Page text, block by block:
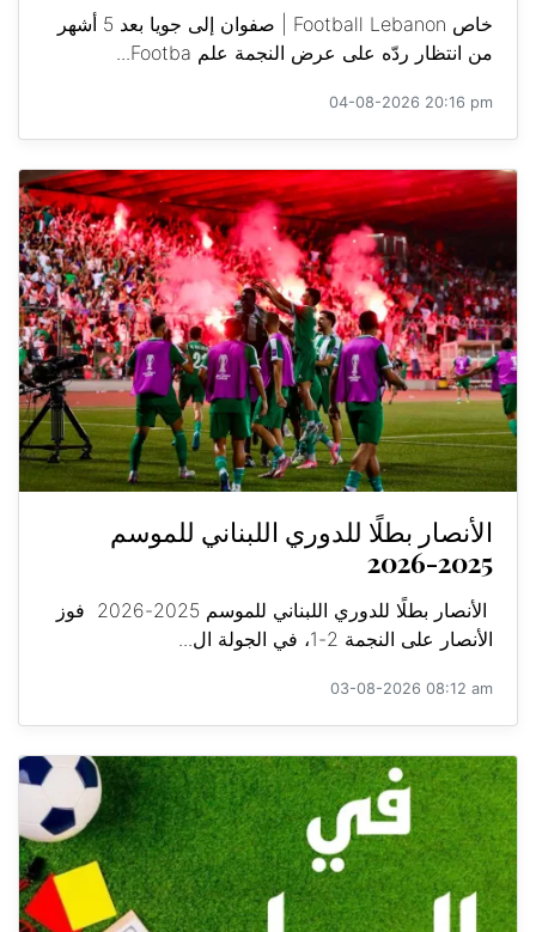
خاص Football Lebanon | صفوان إلى جويا بعد 5 أشهر
من انتظار ردّه على عرض النجمة علم Footba...
04-08-2026 20:16 pm
الأنصار بطلًا للدوري اللبناني للموسم
2025-2026
الأنصار بطلًا للدوري اللبناني للموسم 2025-2026 فوز
الأنصار على النجمة 2-1، في الجولة ال...
03-08-2026 08:12 am